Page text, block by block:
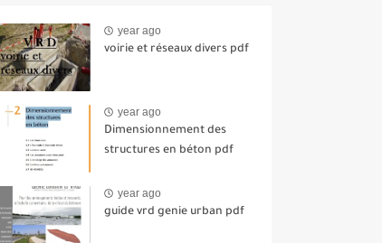
year ago
voirie et réseaux divers pdf
year ago
Dimensionnement des
structures en béton pdf
year ago
guide vrd genie urban pdf